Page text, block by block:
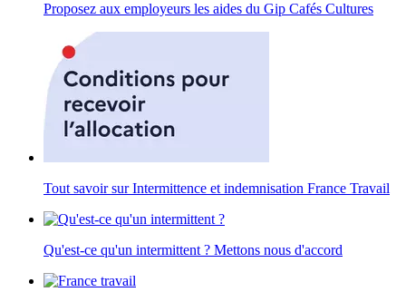
Proposez aux employeurs les aides du Gip Cafés Cultures
Tout savoir sur Intermittence et indemnisation France Travail
Qu'est-ce qu'un intermittent ? Mettons nous d'accord